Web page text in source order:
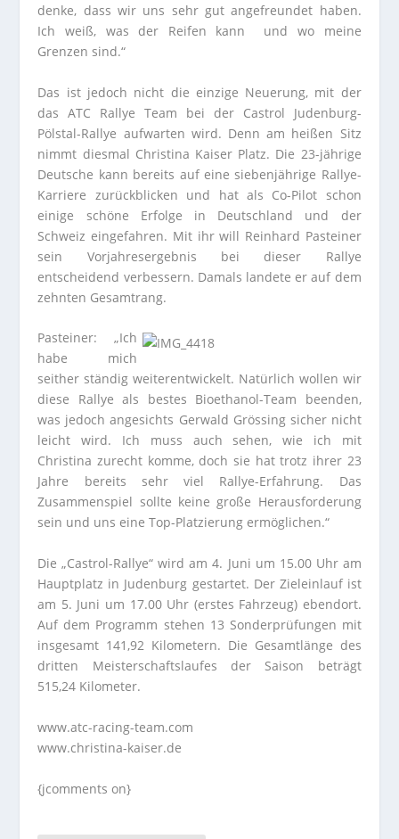
denke, dass wir uns sehr gut angefreundet haben.
Ich weiß, was der Reifen kann und wo meine
Grenzen sind.“
Das ist jedoch nicht die einzige Neuerung, mit der
das ATC Rallye Team bei der Castrol Judenburg-
Pölstal-Rallye aufwarten wird. Denn am heißen Sitz
nimmt diesmal Christina Kaiser Platz. Die 23-jährige
Deutsche kann bereits auf eine siebenjährige Rallye-
Karriere zurückblicken und hat als Co-Pilot schon
einige schöne Erfolge in Deutschland und der
Schweiz eingefahren. Mit ihr will Reinhard Pasteiner
sein Vorjahresergebnis bei dieser Rallye
entscheidend verbessern. Damals landete er auf dem
zehnten Gesamtrang.
Pasteiner: „Ich
habe mich
seither ständig weiterentwickelt. Natürlich wollen wir
diese Rallye als bestes Bioethanol-Team beenden,
was jedoch angesichts Gerwald Grössing sicher nicht
leicht wird. Ich muss auch sehen, wie ich mit
Christina zurecht komme, doch sie hat trotz ihrer 23
Jahre bereits sehr viel Rallye-Erfahrung. Das
Zusammenspiel sollte keine große Herausforderung
sein und uns eine Top-Platzierung ermöglichen.“
Die „Castrol-Rallye“ wird am 4. Juni um 15.00 Uhr am
Hauptplatz in Judenburg gestartet. Der Zieleinlauf ist
am 5. Juni um 17.00 Uhr (erstes Fahrzeug) ebendort.
Auf dem Programm stehen 13 Sonderprüfungen mit
insgesamt 141,92 Kilometern. Die Gesamtlänge des
dritten Meisterschaftslaufes der Saison beträgt
515,24 Kilometer.
www.atc-racing-team.com
www.christina-kaiser.de
{jcomments on}